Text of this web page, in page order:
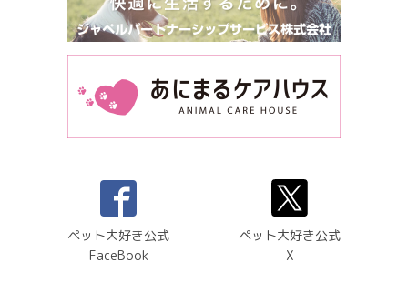
ペット大好き公式
FaceBook
ペット大好き公式
X